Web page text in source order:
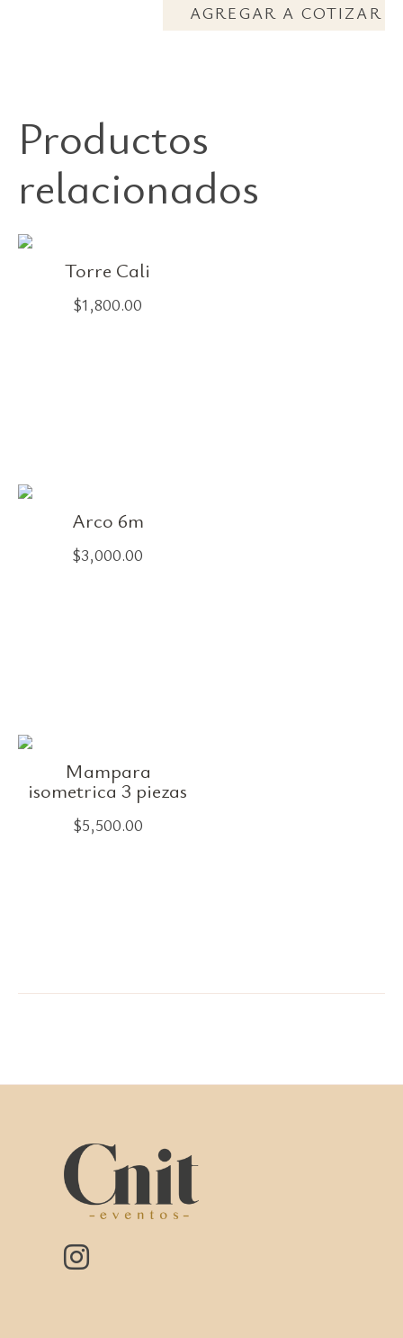
AGREGAR A COTIZAR
Productos
relacionados
Torre Cali
$1,800.00
Arco 6m
$3,000.00
Mampara
isometrica 3 piezas
$5,500.00